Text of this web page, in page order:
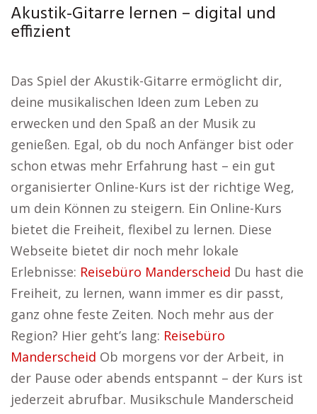
Akustik-Gitarre lernen – digital und
effizient
Das Spiel der Akustik-Gitarre ermöglicht dir,
deine musikalischen Ideen zum Leben zu
erwecken und den Spaß an der Musik zu
genießen. Egal, ob du noch Anfänger bist oder
schon etwas mehr Erfahrung hast – ein gut
organisierter Online-Kurs ist der richtige Weg,
um dein Können zu steigern. Ein Online-Kurs
bietet die Freiheit, flexibel zu lernen. Diese
Webseite bietet dir noch mehr lokale
Erlebnisse: Reisebüro Manderscheid Du hast die
Freiheit, zu lernen, wann immer es dir passt,
ganz ohne feste Zeiten. Noch mehr aus der
Region? Hier geht’s lang: Reisebüro
Manderscheid Ob morgens vor der Arbeit, in
der Pause oder abends entspannt – der Kurs ist
jederzeit abrufbar. Musikschule Manderscheid